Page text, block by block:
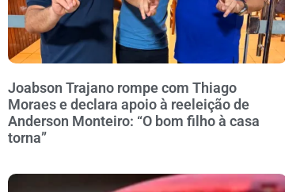
Joabson Trajano rompe com Thiago
Moraes e declara apoio à reeleição de
Anderson Monteiro: “O bom filho à casa
torna”